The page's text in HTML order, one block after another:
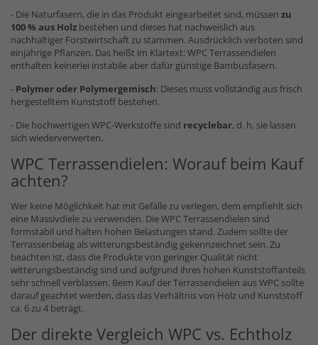
- Die Naturfasern, die in das Produkt eingearbeitet sind, müssen zu
100 % aus Holz bestehen und dieses hat nachweislich aus
nachhaltiger Forstwirtschaft zu stammen. Ausdrücklich verboten sind
einjährige Pflanzen. Das heißt im Klartext: WPC Terrassendielen
enthalten keinerlei instabile aber dafür günstige Bambusfasern.
- Polymer oder Polymergemisch: Dieses muss vollständig aus frisch
hergestelltem Kunststoff bestehen.
- Die hochwertigen WPC-Werkstoffe sind recyclebar, d. h. sie lassen
sich wiederverwerten.
WPC Terrassendielen: Worauf beim Kauf
achten?
Wer keine Möglichkeit hat mit Gefälle zu verlegen, dem empfiehlt sich
eine Massivdiele zu verwenden. Die WPC Terrassendielen sind
formstabil und halten hohen Belastungen stand. Zudem sollte der
Terrassenbelag als witterungsbeständig gekennzeichnet sein. Zu
beachten ist, dass die Produkte von geringer Qualität nicht
witterungsbeständig sind und aufgrund ihres hohen Kunststoffanteils
sehr schnell verblassen. Beim Kauf der Terrassendielen aus WPC sollte
darauf geachtet werden, dass das Verhältnis von Holz und Kunststoff
ca. 6 zu 4 beträgt.
Der direkte Vergleich WPC vs. Echtholz